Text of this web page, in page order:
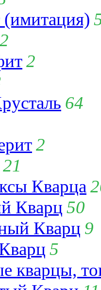
2
64
2
21
Кварца
Кварц 50
Кварц 9
5
кварцы,